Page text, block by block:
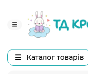
Каталог товарів